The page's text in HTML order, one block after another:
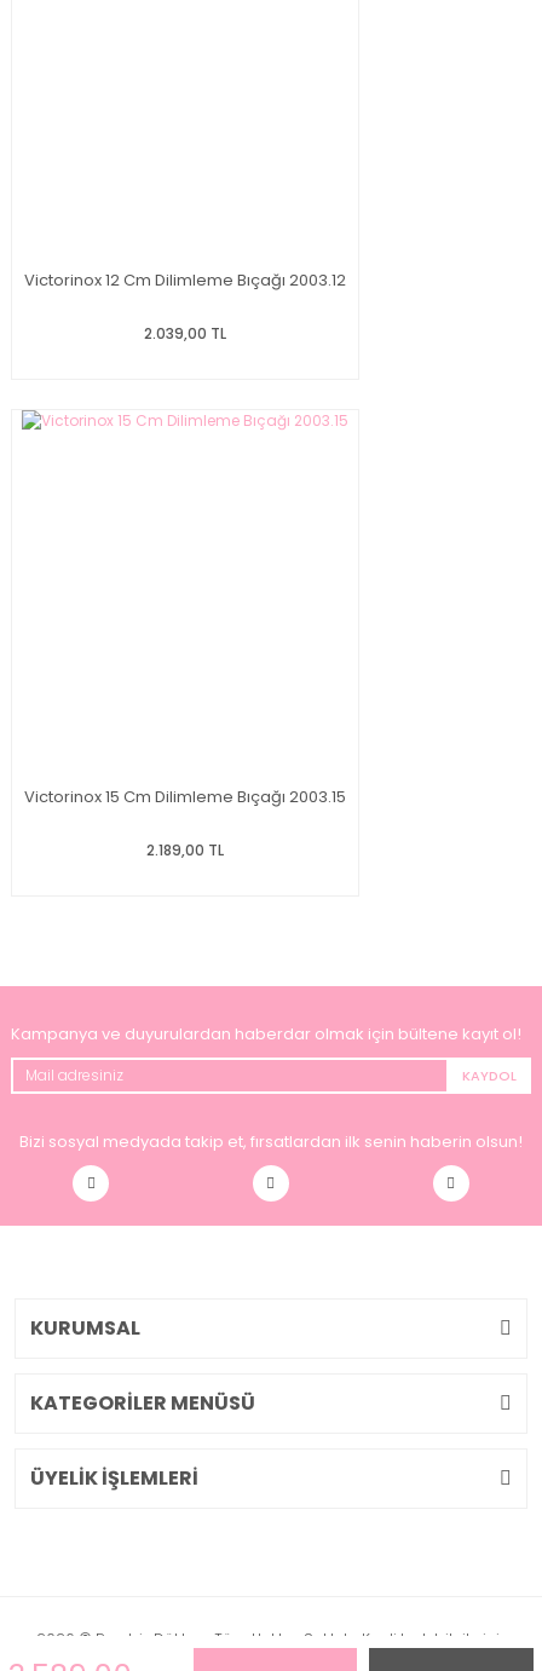
Victorinox 12 Cm Dilimleme Bıçağı 2003.12
2.039,00 TL
Victorinox 15 Cm Dilimleme Bıçağı 2003.15
2.189,00 TL
Kampanya ve duyurulardan haberdar olmak için bültene kayıt ol!
KAYDOL
Bizi sosyal medyada takip et, fırsatlardan ilk senin haberin olsun!
KURUMSAL
KATEGORİLER MENÜSÜ
ÜYELİK İŞLEMLERİ
2026 © Pembiş Dükkan. Tüm Hakları Saklıdır. Kredi kartı bilgileriniz